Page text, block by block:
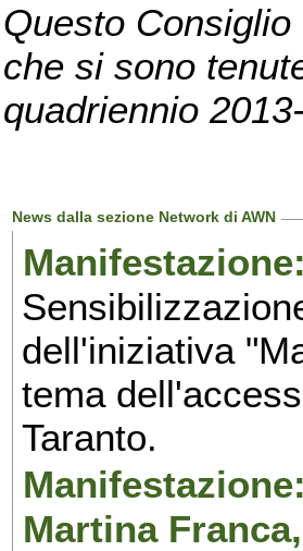
Questo
che si sono
quadriennio
News dalla sezione Network di AWN
dell'iniziativa
tema
Taranto.
Martina